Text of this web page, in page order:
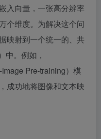
入向量，一张高分辨率
个维度。为解决这个问
映射到一个统一的、共
中。例如，
Pre-training）模
成功地将图像和文本映